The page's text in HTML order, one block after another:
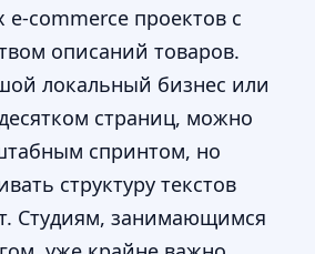
e-commerce проектов с
описаний товаров.
локальный бизнес или
страниц, можно
спринтом, но
структуру текстов
Студиям, занимающимся